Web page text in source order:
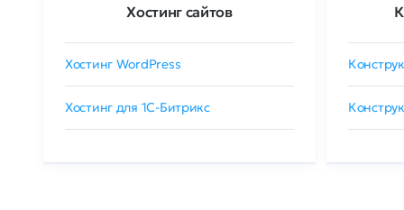
Хостинг сайтов
Хостинг WordPress
Хостинг для 1C-Битрикс